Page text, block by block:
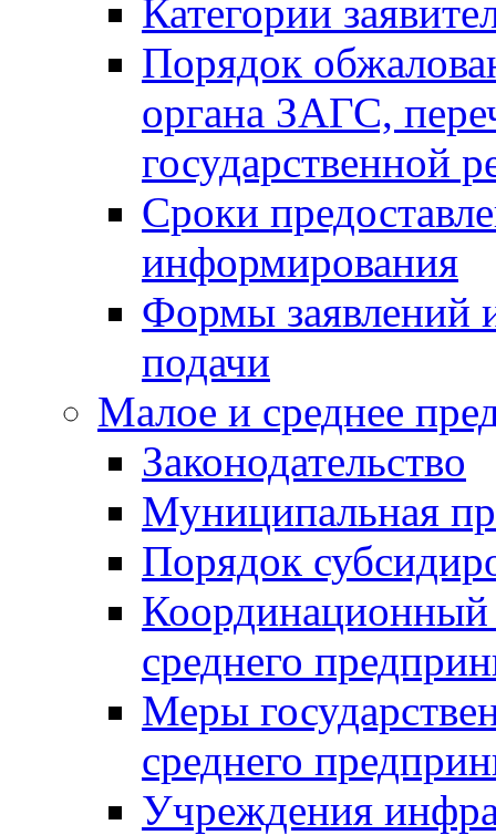
Категории
Порядок
органа ЗАГС,
государственной
Сроки
информирования
Формы заявлений
подачи
Малое и среднее
Законодательство
Муниципальная
Порядок
Координационный
среднего
Меры
среднего
Учреждения